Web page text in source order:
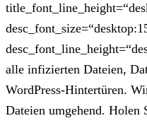
alle infizierten Dateien,
WordPress-Hintertüren.
Dateien umgehend. Holen